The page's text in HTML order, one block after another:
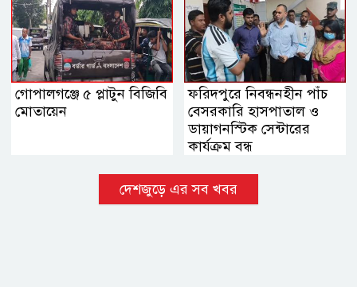
গোপালগঞ্জে ৫ প্লাটুন বিজিবি
মোতায়েন
ফরিদপুরে নিবন্ধনহীন পাঁচ
বেসরকারি হাসপাতাল ও
ডায়াগনস্টিক সেন্টারের
কার্যক্রম বন্ধ
দেশজুড়ে এর সব খবর